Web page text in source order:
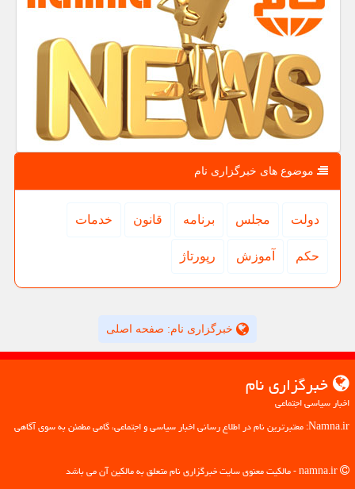
موضوع های خبرگزاری نام
دولت مجلس برنامه قانون خدمات
حكم آموزش رپورتاژ
خبرگزاری نام: صفحه اصلی
خبرگزاری نام
اخبار سیاسی اجتماعی
Namna.ir: معتبرترین نام در اطلاع رسانی اخبار سیاسی و اجتماعی، گامی مطمئن به سوی آگاهی